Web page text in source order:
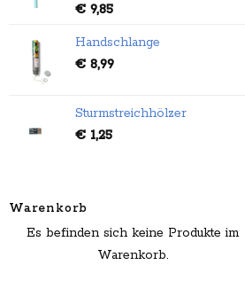
Bewertet
von 5
€ 9,85
Handschlange
€ 8,99
Sturmstreichhölzer
€ 1,25
Warenkorb
Es befinden sich keine Produkte im
Warenkorb.